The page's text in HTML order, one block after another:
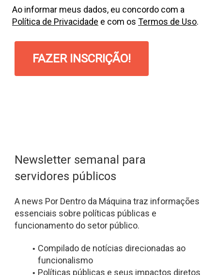
Ao informar meus dados, eu concordo com a
Política de Privacidade e com os Termos de Uso.
FAZER INSCRIÇÃO!
Newsletter semanal para
servidores públicos
A news Por Dentro da Máquina traz informações
essenciais sobre políticas públicas e
funcionamento do setor público.
Compilado de notícias direcionadas ao
funcionalismo
Políticas públicas e seus impactos diretos